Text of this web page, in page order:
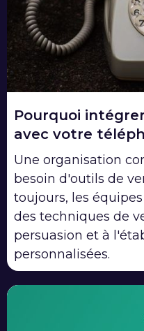
Pourquoi
avec votre
Une organisation
besoin d'outils de
toujours, les
des techniques de
persuasion et à
personnalisées.